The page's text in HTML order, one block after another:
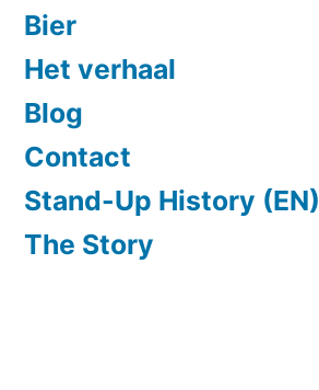
Bier
Het verhaal
Blog
Contact
Stand-Up History (EN)
The Story